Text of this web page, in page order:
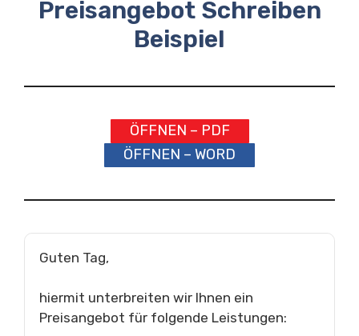
Preisangebot Schreiben
Beispiel
ÖFFNEN – PDF
ÖFFNEN – WORD
Guten Tag,
hiermit unterbreiten wir Ihnen ein
Preisangebot für folgende Leistungen: